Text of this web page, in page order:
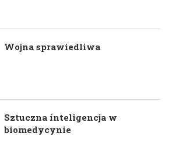
Wojna sprawiedliwa
Sztuczna inteligencja w
biomedycynie